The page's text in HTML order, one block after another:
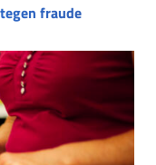
fraude